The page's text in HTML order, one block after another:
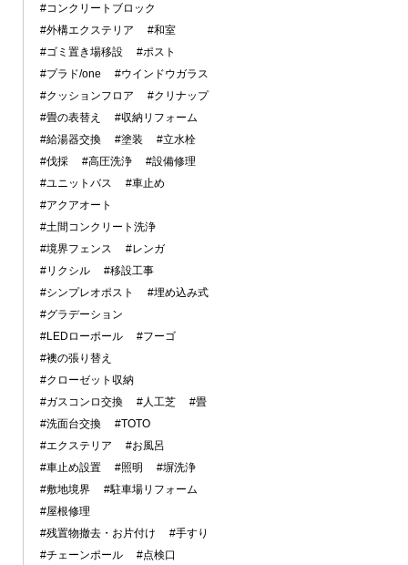
#コンクリートブロック
#外構エクステリア
#和室
#ゴミ置き場移設
#ポスト
#プラド/one
#ウインドウガラス
#クッションフロア
#クリナップ
#畳の表替え
#収納リフォーム
#給湯器交換
#塗装
#立水栓
#伐採
#高圧洗浄
#設備修理
#ユニットバス
#車止め
#アクアオート
#土間コンクリート洗浄
#境界フェンス
#レンガ
#リクシル
#移設工事
#シンプレオポスト
#埋め込み式
#グラデーション
#LEDローポール
#フーゴ
#襖の張り替え
#クローゼット収納
#ガスコンロ交換
#人工芝
#畳
#洗面台交換
#TOTO
#エクステリア
#お風呂
#車止め設置
#照明
#塀洗浄
#敷地境界
#駐車場リフォーム
#屋根修理
#残置物撤去・お片付け
#手すり
#チェーンポール
#点検口